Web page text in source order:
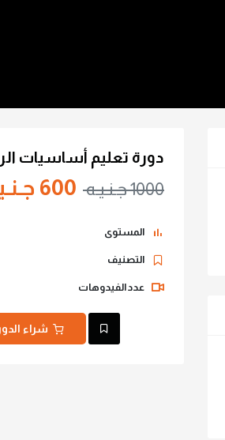
دورة تعليم أساسيات
1000 جـنـيـه 600 جـنـيـه
المستوى
التصنيف
عدد الفيدوهات